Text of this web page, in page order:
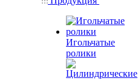
Игольчатые
ролики